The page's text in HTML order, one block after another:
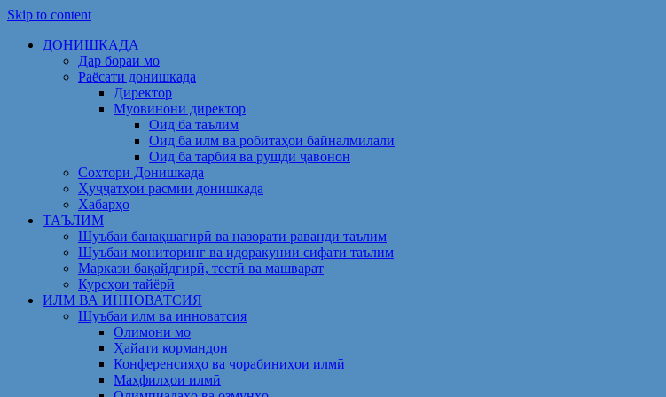
Skip to content
ДОНИШКАДА
Дар бораи мо
Раёсати донишкада
Директор
Муовинони директор
Оид ба таълим
Оид ба илм ва робитаҳои байналмилалӣ
Оид ба тарбия ва рушди ҷавонон
Сохтори Донишкада
Ҳуҷҷатҳои расмии донишкада
Хабарҳо
ТАЪЛИМ
Шуъбаи банақшагирӣ ва назорати раванди таълим
Шуъбаи мониторинг ва идоракунии сифати таълим
Маркази бақайдгирӣ, тестӣ ва машварат
Курсҳои тайёрӣ
ИЛМ ВА ИННОВАТСИЯ
Шуъбаи илм ва инноватсия
Олимони мо
Ҳайати кормандон
Конференсияҳо ва чорабиниҳои илмӣ
Маҳфилҳои илмӣ